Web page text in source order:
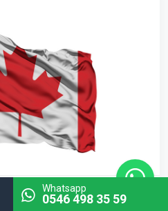
Whatsapp
0546 498 35 59